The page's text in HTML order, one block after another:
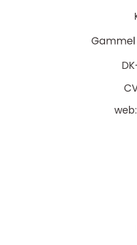
web: